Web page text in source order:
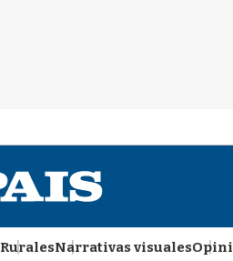
RuralesNarrativas visuales